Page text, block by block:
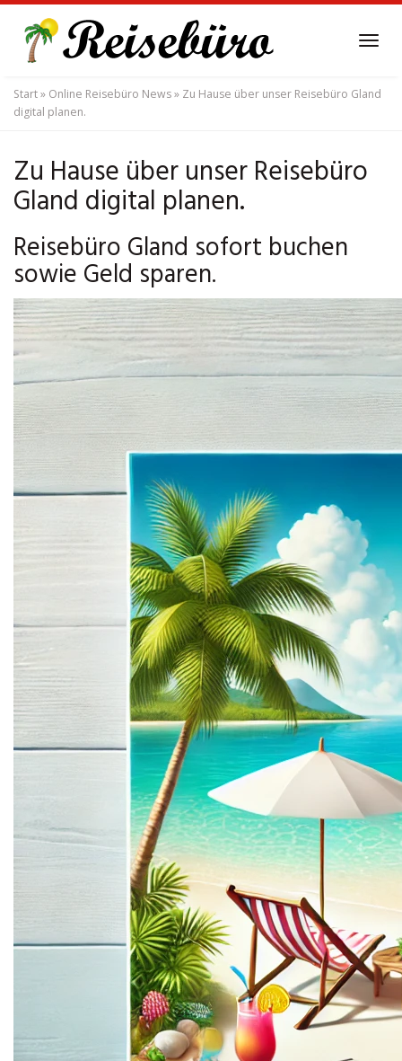
main
content
Start» Online Reisebüro News» Zu Hause über unser Reisebüro Gland
digital planen.
Zu Hause über unser Reisebüro
Gland digital planen.
Reisebüro Gland sofort buchen
sowie Geld sparen.